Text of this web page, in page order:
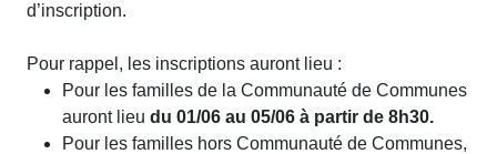
d’inscription.
Pour rappel, les inscriptions auront lieu :
Pour les familles de la Communauté de Communes
auront lieu du 01/06 au 05/06 à partir de 8h30.
Pour les familles hors Communauté de Communes,